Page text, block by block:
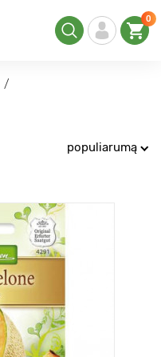
0
populiarumą